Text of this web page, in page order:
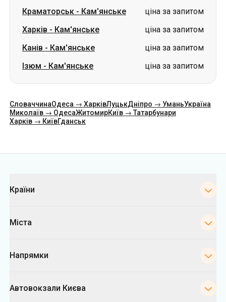
Краматорськ - Кам'янське
ціна за запитом
Харків - Кам'янське
ціна за запитом
Канів - Кам'янське
ціна за запитом
Ізюм - Кам'янське ціна за запитом
СловаччинаОдеса → ХарківЛуцькДніпро → УманьУкраїна
Миколаїв → ОдесаЖитомирКиїв → Татарбунари
Харків → КиївГданськ
Країни
Міста
Напрямки
Автовокзали Києва